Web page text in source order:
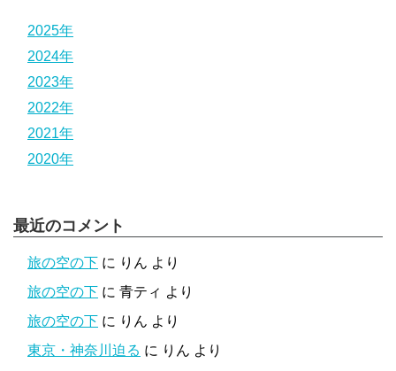
2025年
2024年
2023年
2022年
2021年
2020年
最近のコメント
旅の空の下 に りん より
旅の空の下 に 青ティ より
旅の空の下 に りん より
東京・神奈川迫る に りん より